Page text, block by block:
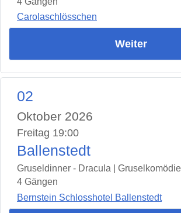
Carolaschlösschen
Weiter
02
Oktober 2026
Freitag 19:00
Ballenstedt
Gruseldinner - Dracula |
4 Gängen
Bernstein Schlosshotel Ballenstedt